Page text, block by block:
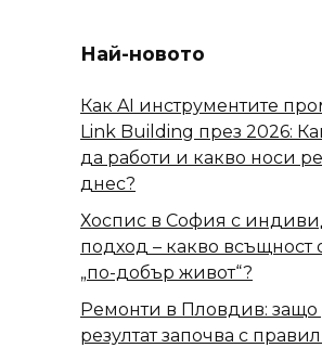
Най-новото
Как AI инструментите
Link Building през 2026:
да работи и какво носи
днес?
Хоспис в София с
подход – какво всъщност
„по-добър живот“?
Ремонти в Пловдив: защо
резултат започва с